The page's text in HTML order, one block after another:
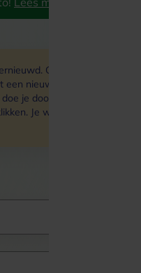
Om in te
een nieuw
je door op de link
Je winkelmand